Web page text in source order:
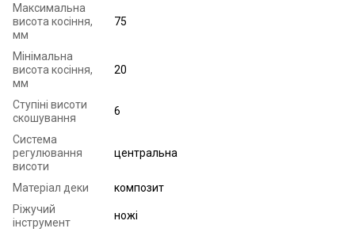
Максимальна
висота косіння,
мм
75
Мінімальна
висота косіння,
мм
20
Ступіні висоти
скошування
6
Система
регулювання
висоти
центральна
Матеріал деки
композит
Ріжучий
інструмент
ножі